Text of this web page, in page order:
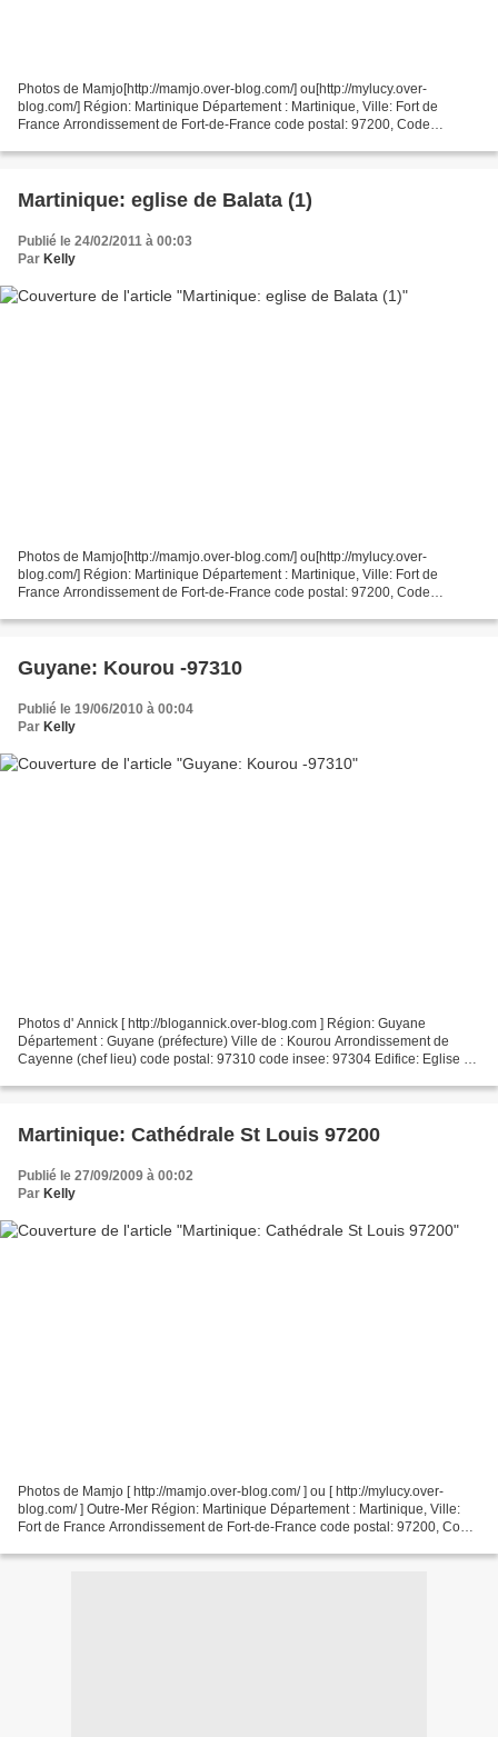
Photos de Mamjo[http://mamjo.over-blog.com/] ou[http://mylucy.over-
blog.com/] Région: Martinique Département : Martinique, Ville: Fort de
France Arrondissement de Fort-de-France code postal: 97200, Code
Martinique: eglise de Balata (1)
Publié le 24/02/2011 à 00:03
Par Kelly
Photos de Mamjo[http://mamjo.over-blog.com/] ou[http://mylucy.over-
blog.com/] Région: Martinique Département : Martinique, Ville: Fort de
France Arrondissement de Fort-de-France code postal: 97200, Code
Guyane: Kourou -97310
Publié le 19/06/2010 à 00:04
Par Kelly
Photos d' Annick [ http://blogannick.over-blog.com ] Région: Guyane
Département : Guyane (préfecture) Ville de : Kourou Arrondissement de
Cayenne (chef lieu) code postal: 97310 code insee: 97304 Edifice: Eglise de
Martinique: Cathédrale St Louis 97200
Publié le 27/09/2009 à 00:02
Par Kelly
Photos de Mamjo [ http://mamjo.over-blog.com/ ] ou [ http://mylucy.over-
blog.com/ ] Outre-Mer Région: Martinique Département : Martinique, Ville:
Fort de France Arrondissement de Fort-de-France code postal: 97200, Code